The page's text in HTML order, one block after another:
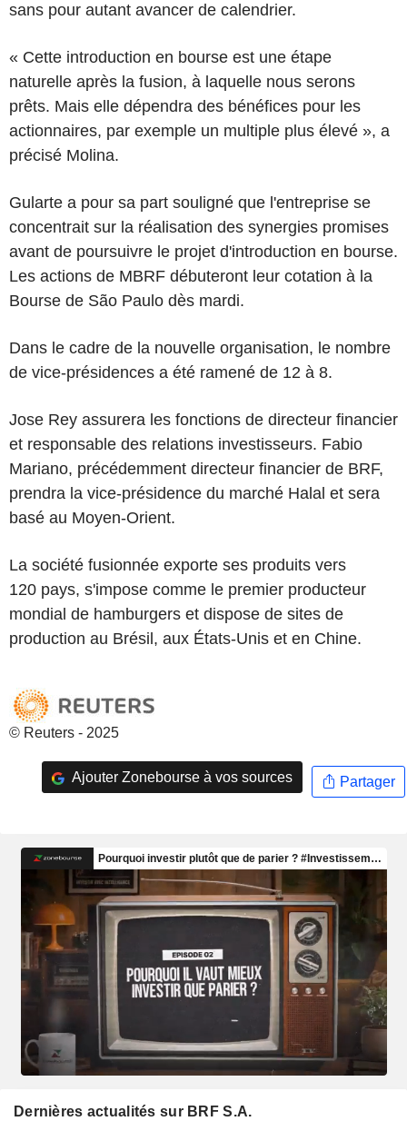
sans pour autant avancer de calendrier.
« Cette introduction en bourse est une étape
naturelle après la fusion, à laquelle nous serons
prêts. Mais elle dépendra des bénéfices pour les
actionnaires, par exemple un multiple plus élevé », a
précisé Molina.
Gularte a pour sa part souligné que l'entreprise se
concentrait sur la réalisation des synergies promises
avant de poursuivre le projet d'introduction en bourse.
Les actions de MBRF débuteront leur cotation à la
Bourse de São Paulo dès mardi.
Dans le cadre de la nouvelle organisation, le nombre
de vice-présidences a été ramené de 12 à 8.
Jose Rey assurera les fonctions de directeur financier
et responsable des relations investisseurs. Fabio
Mariano, précédemment directeur financier de BRF,
prendra la vice-présidence du marché Halal et sera
basé au Moyen-Orient.
La société fusionnée exporte ses produits vers
120 pays, s'impose comme le premier producteur
mondial de hamburgers et dispose de sites de
production au Brésil, aux États-Unis et en Chine.
© Reuters - 2025
Ajouter Zonebourse à vos sources Partager
Dernières actualités sur BRF S.A.